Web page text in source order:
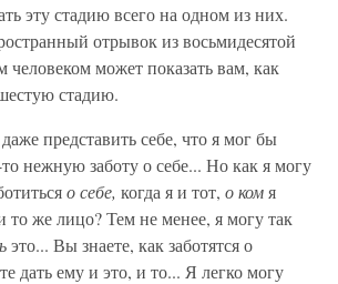
эту стадию всего на одном из них.
отрывок из восьмидесятой
может показать вам, как
стадию.
представить себе, что я мог бы
нежную заботу о себе... Но как я могу
о себе, когда я и тот, о комя
то же лицо? Тем не менее, я могу так
это... Вы знаете, как заботятся о
дать ему и это, и то... Я легко могу